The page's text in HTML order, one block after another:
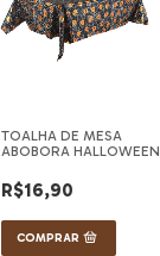
TOALHA DE MESA
ABOBORA HALLOWEEN
R$16,90